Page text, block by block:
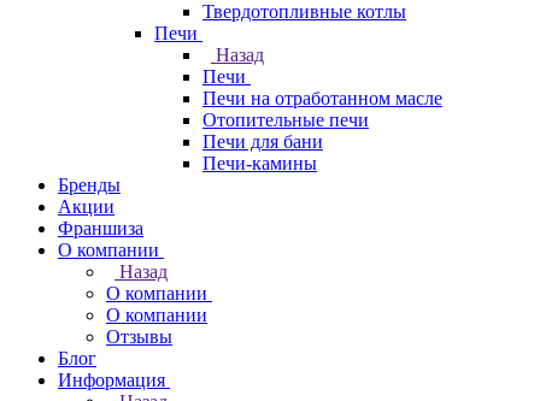
Твердотопливные котлы
Печи
Назад
Печи
Печи на отработанном масле
Отопительные печи
Печи для бани
Печи-камины
Бренды
Акции
Франшиза
О компании
Назад
О компании
О компании
Отзывы
Блог
Информация